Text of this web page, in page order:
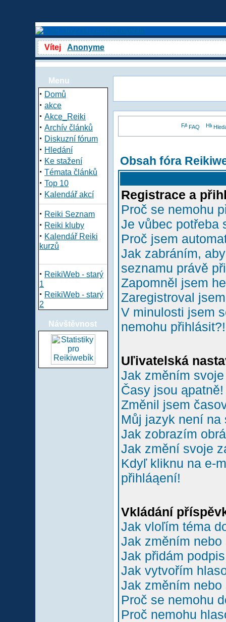
Vítej Anonyme
Menu
· Domů
· akce
· Akce_Reiki
· Archív článků
· Diskuzní fórum
· Hledání
· Ke stažení
· Témata článků
· Top 10
· Kalendář akcí
· Reiki Seznam
· Reiki kluby
· Kalendář Reiki
kurzů
· ReikiWeb - starý
1
· ReikiWeb - starý
2
Návštěvnost
FAQ
Obsah fóra
Registrace a
Proč se nemohu
Je vůbec potřeba
Proč jsem
Jak zabráním,
seznamu právě
Zapomněl jsem
Zaregistroval
V minulosti jsem
nemohu přihlásit?!
Uľivatelská
Jak změním
Časy jsou ąpatně!
Změnil jsem
Můj jazyk není na
Jak zobrazím
Jak změní svoje
Kdyľ kliknu na e-
přihláąení!
Vkládání
Jak vloľím téma
Jak změním
Jak přidám
Jak vytvořím
Jak změním
Proč se nemohu
Proč nemohu